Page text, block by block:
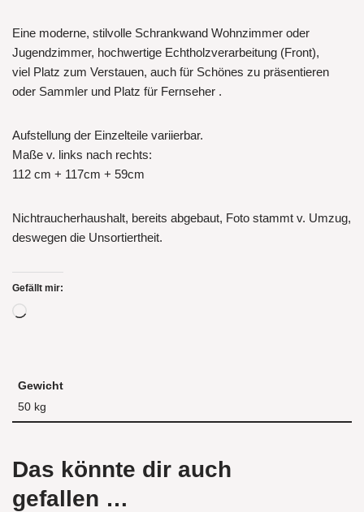
Eine moderne, stilvolle Schrankwand Wohnzimmer oder
Jugendzimmer, hochwertige Echtholzverarbeitung (Front),
viel Platz zum Verstauen, auch für Schönes zu präsentieren
oder Sammler und Platz für Fernseher .
Aufstellung der Einzelteile variierbar.
Maße v. links nach rechts:
112 cm + 117cm + 59cm
Nichtraucherhaushalt, bereits abgebaut, Foto stammt v. Umzug,
deswegen die Unsortiertheit.
Gefällt mir:
Gewicht
50 kg
Das könnte dir auch
gefallen …